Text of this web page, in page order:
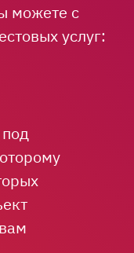
можете с
услуг: